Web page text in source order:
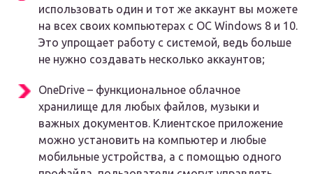
использовать один и тот же аккаунт вы можете
на всех своих компьютерах с ОС Windows 8 и 10.
Это упрощает работу с системой, ведь больше
не нужно создавать несколько аккаунтов;
OneDrive – функциональное облачное
хранилище для любых файлов, музыки и
важных документов. Клиентское приложение
можно установить на компьютер и любые
мобильные устройства, а с помощью одного